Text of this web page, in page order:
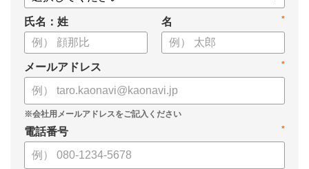
氏名：姓 *
名
*
メールアドレス
*
電話番号